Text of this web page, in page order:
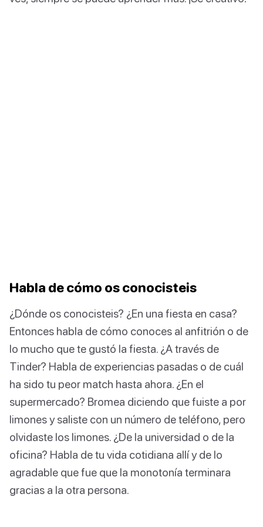
Habla de cómo os conocisteis
¿Dónde os conocisteis? ¿En una fiesta en casa?
Entonces habla de cómo conoces al anfitrión o de
lo mucho que te gustó la fiesta. ¿A través de
Tinder? Habla de experiencias pasadas o de cuál
ha sido tu peor match hasta ahora. ¿En el
supermercado? Bromea diciendo que fuiste a por
limones y saliste con un número de teléfono, pero
olvidaste los limones. ¿De la universidad o de la
oficina? Habla de tu vida cotidiana allí y de lo
agradable que fue que la monotonía terminara
gracias a la otra persona.